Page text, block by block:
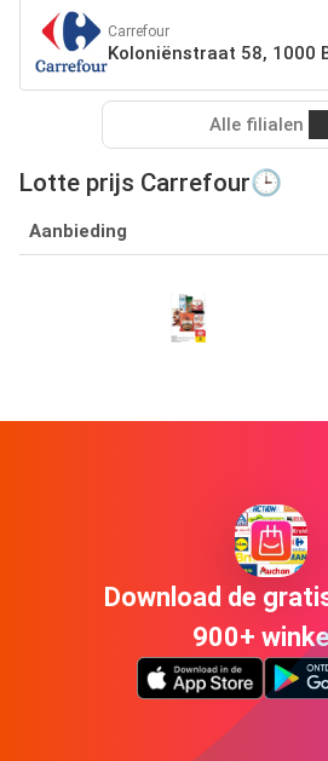
Carrefour
Koloniënstraat 58, 1000
Alle filialen
Lotte prijs Carrefour🕒
Aanbieding
Download de
900+